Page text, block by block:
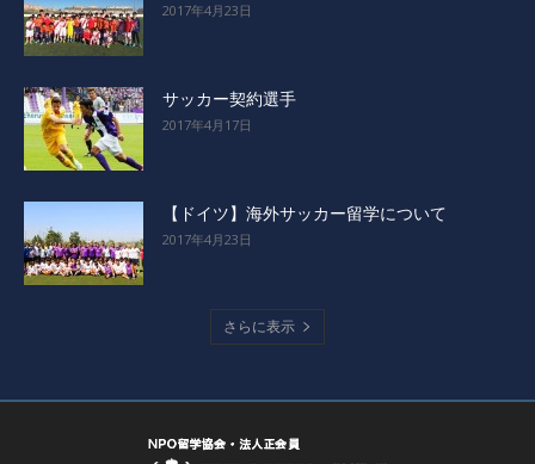
2017年4月23日
サッカー契約選手
2017年4月17日
【ドイツ】海外サッカー留学について
2017年4月23日
さらに表示